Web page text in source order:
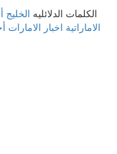
الكلمات الدلائليه الخليج
الاماراتية اخبار الامارات